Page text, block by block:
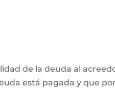
de la deuda al
está pagada y que